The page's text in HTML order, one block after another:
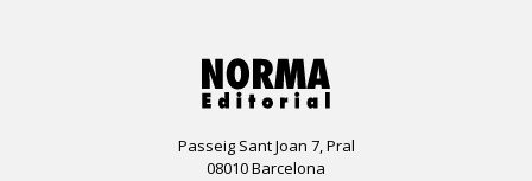
Passeig Sant Joan 7, Pral
08010 Barcelona